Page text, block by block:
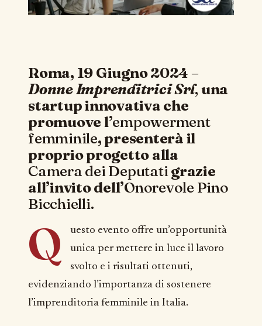
Roma, 19 Giugno 2024 –
Donne Imprenditrici Srl, una
startup innovativa che
promuove l’empowerment
femminile, presenterà il
proprio progetto alla
Camera dei Deputatigrazie
all’invito dell’Onorevole Pino
Bicchielli.
Q
uesto evento offre un’opportunità
unica per mettere in luce il lavoro
svolto e i risultati ottenuti,
evidenziando l’importanza di sostenere
l’imprenditoria femminile in Italia.